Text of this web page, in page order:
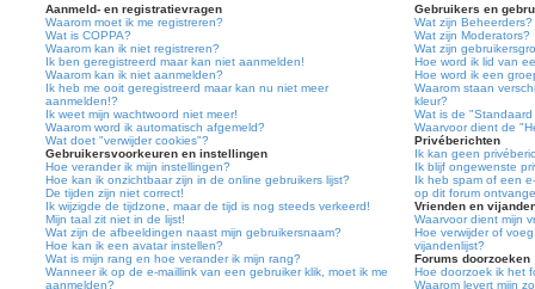
Aanmeld- en registratievragen
Waarom moet ik me registreren?
Wat is COPPA?
Waarom kan ik niet registreren?
Ik ben geregistreerd maar kan niet aanmelden!
Waarom kan ik niet aanmelden?
Ik heb me ooit geregistreerd maar kan nu niet meer
aanmelden!?
Ik weet mijn wachtwoord niet meer!
Waarom word ik automatisch afgemeld?
Wat doet "verwijder cookies"?
Gebruikersvoorkeuren en instellingen
Hoe verander ik mijn instellingen?
Hoe kan ik onzichtbaar zijn in de online gebruikers lijst?
De tijden zijn niet correct!
Ik wijzigde de tijdzone, maar de tijd is nog steeds verkeerd!
Mijn taal zit niet in de lijst!
Wat zijn de afbeeldingen naast mijn gebruikersnaam?
Hoe kan ik een avatar instellen?
Wat is mijn rang en hoe verander ik mijn rang?
Wanneer ik op de e-maillink van een gebruiker klik, moet ik me
aanmelden?
Gebruikers en
Wat zijn Beheerders?
Wat zijn Moderators?
Wat zijn
Hoe word ik lid van
Hoe word ik een
Waarom staan
kleur?
Wat is de
Waarvoor dient de
Privéberichten
Ik kan geen
Ik blijf ongewenste
Ik heb spam of een
op dit forum
Vrienden en
Waarvoor dient mijn
Hoe verwijder of
vijandenlijst?
Forums doorzoeken
Hoe doorzoek ik het
Waarom levert mijn